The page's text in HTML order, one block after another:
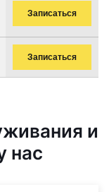
Записаться
Записаться
и
нас